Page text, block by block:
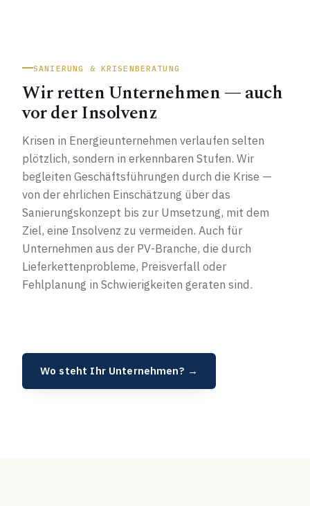
SANIERUNG & KRISENBERATUNG
Wir retten Unternehmen — auch
vor der Insolvenz
Krisen in Energieunternehmen verlaufen selten
plötzlich, sondern in erkennbaren Stufen. Wir
begleiten Geschäftsführungen durch die Krise —
von der ehrlichen Einschätzung über das
Sanierungskonzept bis zur Umsetzung, mit dem
Ziel, eine Insolvenz zu vermeiden. Auch für
Unternehmen aus der PV-Branche, die durch
Lieferkettenprobleme, Preisverfall oder
Fehlplanung in Schwierigkeiten geraten sind.
Wo steht Ihr Unternehmen? →